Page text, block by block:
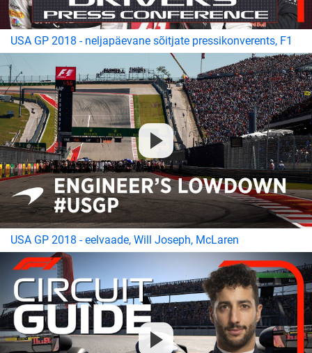
USA GP 2018 - neljapäevane sõitjate pressikonverents, F1
USA GP 2018 - eelvaade, Will Joseph, McLaren